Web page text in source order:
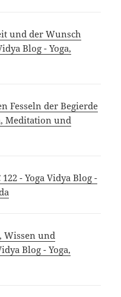
und der Wunsch
Blog - Yoga,
Fesseln der Begierde
Meditation und
- Yoga Vidya Blog -
Wissen und
Blog - Yoga,